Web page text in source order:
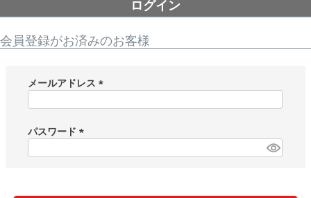
ログイン
会員登録がお済みのお客様
メールアドレス
必
)
パスワード
必